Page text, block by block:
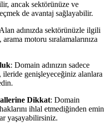
ancak sektörünüze ve
de avantaj sağlayabilir.
adınızda sektörünüzle ilgili
motoru sıralamalarınıza
: Domain adınızın sadece
genişleyeceğiniz alanlara
Dikkat: Domain
ihlal etmediğinden emin
yaşayabilirsiniz.